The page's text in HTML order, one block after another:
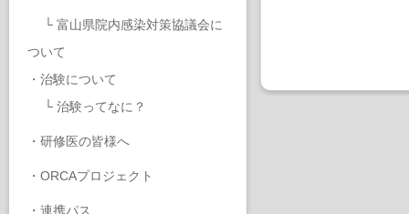
└ 富山県院内感染対策協議会に
ついて
・ 治験について
└ 治験ってなに？
・ 研修医の皆様へ
・ ORCAプロジェクト
・ 連携パス